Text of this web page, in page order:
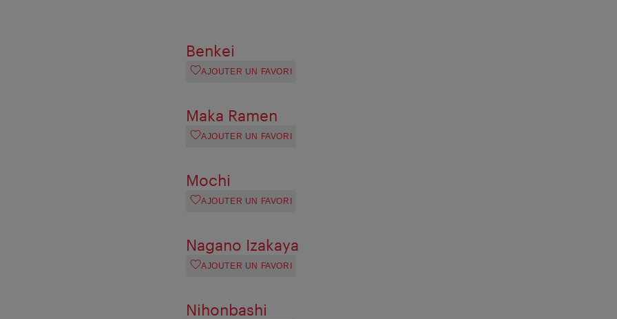
Benkei
AJOUTER UN FAVORI
Maka Ramen
AJOUTER UN FAVORI
Mochi
AJOUTER UN FAVORI
Nagano Izakaya
AJOUTER UN FAVORI
Nihonbashi